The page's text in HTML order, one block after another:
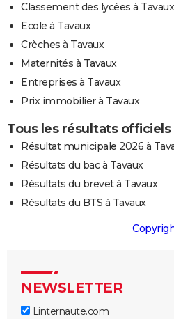
Classement des lycées à Tavaux
Ecole à Tavaux
Crèches à Tavaux
Maternités à Tavaux
Entreprises à Tavaux
Prix immobilier à Tavaux
Tous les résultats officiels
Résultat municipale 2026 à
Résultats du bac à Tavaux
Résultats du brevet à Tavaux
Résultats du BTS à Tavaux
NEWSLETTER
Linternaute.com